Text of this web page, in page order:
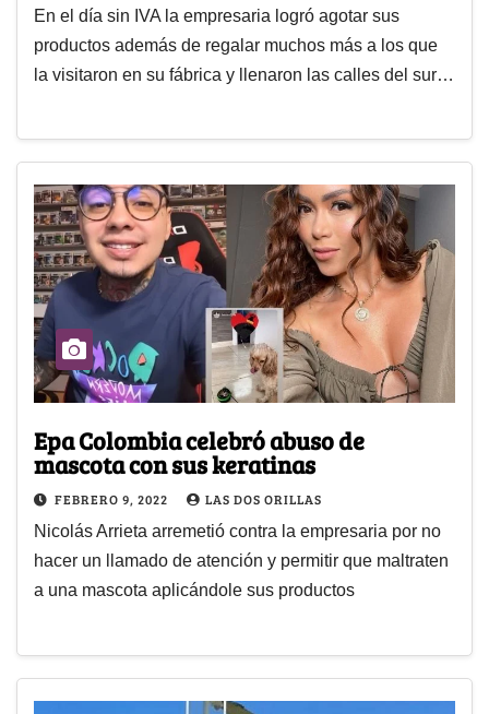
En el día sin IVA la empresaria logró agotar sus
productos además de regalar muchos más a los que
la visitaron en su fábrica y llenaron las calles del sur…
Epa Colombia celebró abuso de
mascota con sus keratinas
FEBRERO 9, 2022 LAS DOS ORILLAS
Nicolás Arrieta arremetió contra la empresaria por no
hacer un llamado de atención y permitir que maltraten
a una mascota aplicándole sus productos